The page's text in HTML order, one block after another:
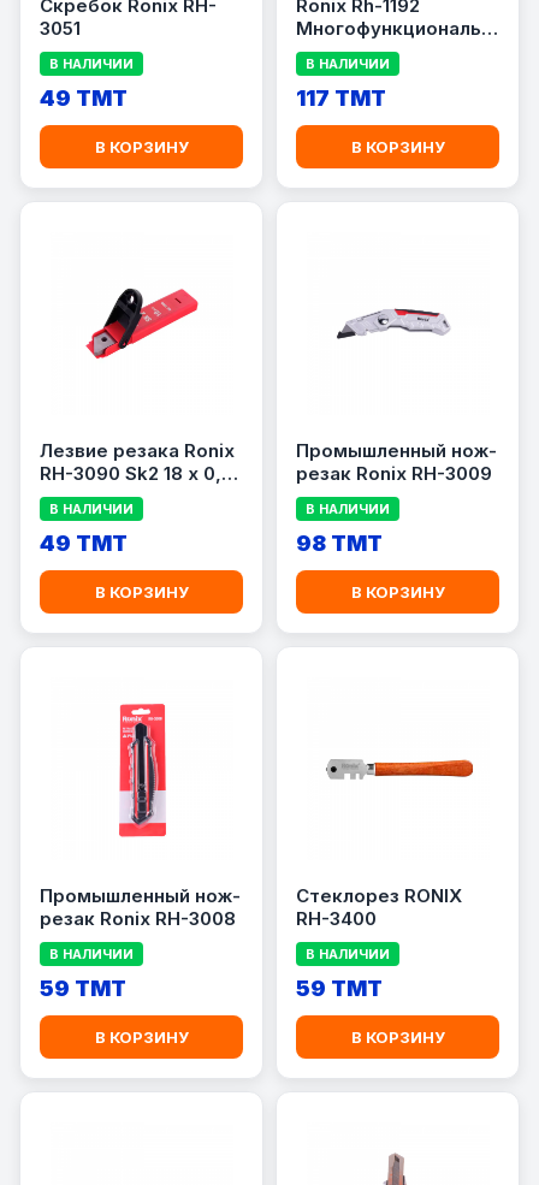
Скребок Ronix RH-
3051
В НАЛИЧИИ
49 TMT
В КОРЗИНУ
Ronix Rh-1192
Многофункциональный
нож 14-в-1
В НАЛИЧИИ
117 TMT
В КОРЗИНУ
Лезвие резака Ronix
RH-3090 Sk2 18 x 0,5
мм
В НАЛИЧИИ
49 TMT
В КОРЗИНУ
Промышленный нож-
резак Ronix RH-3009
В НАЛИЧИИ
98 TMT
В КОРЗИНУ
Промышленный нож-
резак Ronix RH-3008
В НАЛИЧИИ
59 TMT
В КОРЗИНУ
Стеклорез RONIX
RH-3400
В НАЛИЧИИ
59 TMT
В КОРЗИНУ